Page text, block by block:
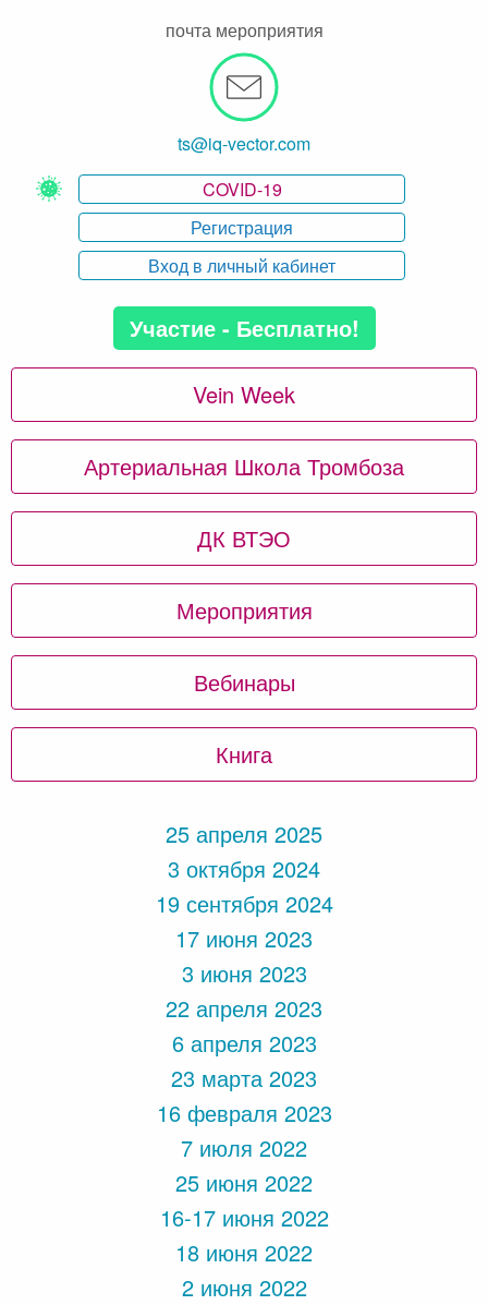
почта мероприятия
ts@iq-vector.com
COVID-19
Регистрация
Вход в личный кабинет
Участие - Бесплатно!
Vein Week
Артериальная Школа Тромбоза
ДК ВТЭО
Мероприятия
Вебинары
Книга
25 апреля 2025
3 октября 2024
19 сентября 2024
17 июня 2023
3 июня 2023
22 апреля 2023
6 апреля 2023
23 марта 2023
16 февраля 2023
7 июля 2022
25 июня 2022
16-17 июня 2022
18 июня 2022
2 июня 2022